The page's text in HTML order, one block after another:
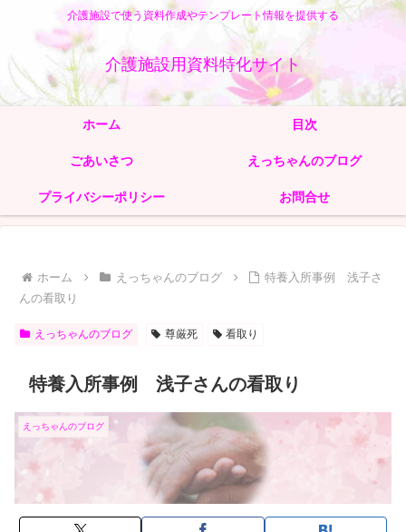
介護施設で使う資料作成やテンプレート情報を提供する
介護施設用資料特化サイト
ホーム 目次
ごあいさつ えっちゃんのブログ
プライバシーポリシー お問合せ
ホーム えっちゃんのブログ
特養入所事例 浅子さ
んの看取り
えっちゃんのブログ 尊厳死 看取り
特養入所事例 浅子さんの看取り
えっちゃんのブログ